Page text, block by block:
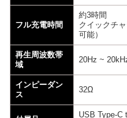
フル充電時間
約3時間
クイックチ
可能）
再生周波数帯
域
20Hz ~
インピーダン
ス
32Ω
USB Type-C